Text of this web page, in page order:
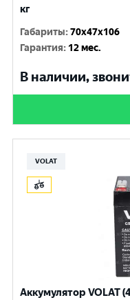
кг
Габариты:70x47x106
Гарантия: 12 мес.
В наличии,
VOLAT
Аккумулятор VOLAT